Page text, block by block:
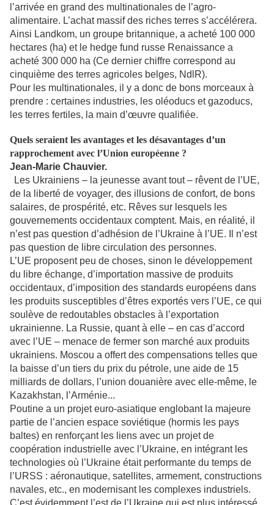
l’arrivée en grand des multinationales de l’agro-
alimentaire. L’achat massif des riches terres s’accélérera.
Ainsi Landkom, un groupe britannique, a acheté 100 000
hectares (ha) et le hedge fund russe Renaissance a
acheté 300 000 ha (Ce dernier chiffre correspond au
cinquième des terres agricoles belges, NdlR).
Pour les multinationales, il y a donc de bons morceaux à
prendre : certaines industries, les oléoducs et gazoducs,
les terres fertiles, la main d’œuvre qualifiée.
Quels seraient les avantages et les désavantages d’un
rapprochement avec l’Union européenne ?
Jean-Marie Chauvier.
Les Ukrainiens – la jeunesse avant tout – rêvent de l’UE,
de la liberté de voyager, des illusions de confort, de bons
salaires, de prospérité, etc. Rêves sur lesquels les
gouvernements occidentaux comptent. Mais, en réalité, il
n’est pas question d’adhésion de l’Ukraine à l’UE. Il n’est
pas question de libre circulation des personnes.
L’UE proposent peu de choses, sinon le développement
du libre échange, d’importation massive de produits
occidentaux, d’imposition des standards européens dans
les produits susceptibles d’êtres exportés vers l’UE, ce qui
soulève de redoutables obstacles à l’exportation
ukrainienne. La Russie, quant à elle – en cas d’accord
avec l’UE – menace de fermer son marché aux produits
ukrainiens. Moscou a offert des compensations telles que
la baisse d’un tiers du prix du pétrole, une aide de 15
milliards de dollars, l’union douanière avec elle-même, le
Kazakhstan, l’Arménie...
Poutine a un projet euro-asiatique englobant la majeure
partie de l’ancien espace soviétique (hormis les pays
baltes) en renforçant les liens avec un projet de
coopération industrielle avec l’Ukraine, en intégrant les
technologies où l’Ukraine était performante du temps de
l’URSS : aéronautique, satellites, armement, constructions
navales, etc., en modernisant les complexes industriels.
C’est évidemment l’est de l’Ukraine qui est plus intéressé